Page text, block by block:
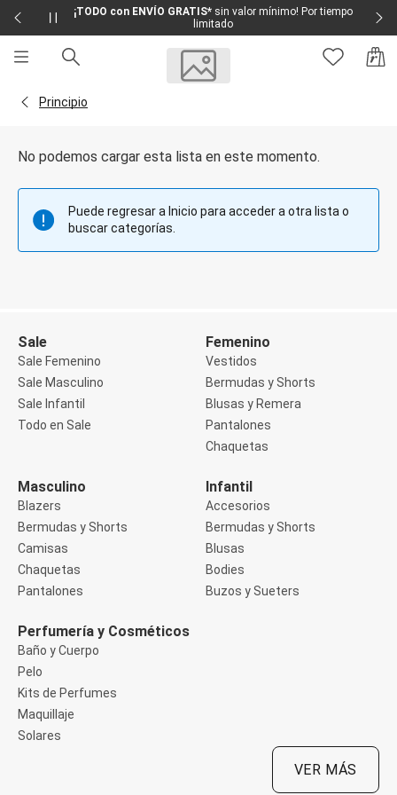
¡TODO con ENVÍO GRATIS* sin valor mínimo! Por tiempo
limitado
Sale Femenino
Todo en Sale
Femenino
Vestidos
Corto y Medio
Bermudas y Shorts
Bermuda
Blusas y Remera
Body
Deportivo
Manga 3/4
Manga Corta
Pantalones
Algodón
Casual
Clochard
Deportivo
Jean
Jogger
Pantacourt
Pantalona
Social
Chaquetas
Blazers
Chaquetas
Chaquetas de punto
Saco liviano
Volver a la página Principio
Principio
No podemos cargar esta lista en este momento.
Puede regresar a Inicio para acceder a otra lista o
buscar categorías.
Sale
Sale Femenino
Sale Masculino
Sale Infantil
Todo en Sale
Femenino
Vestidos
Bermudas y Shorts
Blusas y Remera
Pantalones
Chaquetas
Masculino
Blazers
Bermudas y Shorts
Camisas
Chaquetas
Pantalones
Infantil
Accesorios
Bermudas y Shorts
Blusas
Bodies
Buzos y Sueters
Perfumería y Cosméticos
Baño y Cuerpo
Pelo
Kits de Perfumes
Maquillaje
Solares
VER MÁS